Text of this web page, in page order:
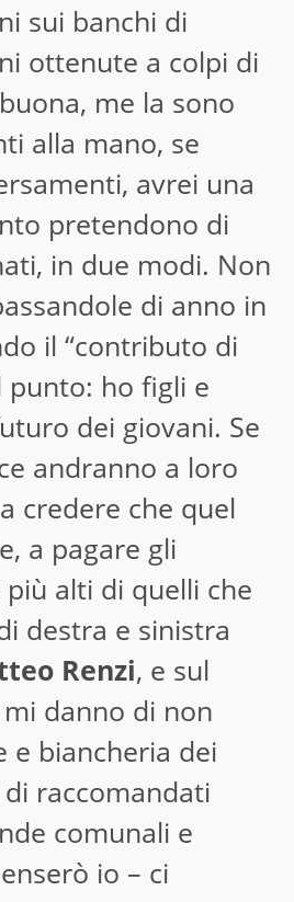
sui banchi di
ottenute a colpi di
me la sono
alla mano, se
avrei una
pretendono di
in due modi. Non
di anno in
il “contributo di
punto: ho figli e
dei giovani. Se
andranno a loro
credere che quel
a pagare gli
alti di quelli che
destra e sinistra
Renzi, e sul
danno di non
e biancheria dei
raccomandati
comunali e
io – ci